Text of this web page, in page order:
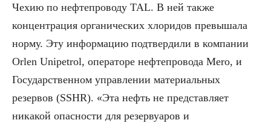
Чехию по нефтепроводу TAL. В ней также
концентрация органических хлоридов превышала
норму. Эту информацию подтвердили в компании
Orlen Unipetrol, операторе нефтепровода Mero, и
Государственном управлении материальных
резервов (SSHR). «Эта нефть не представляет
никакой опасности для резервуаров и